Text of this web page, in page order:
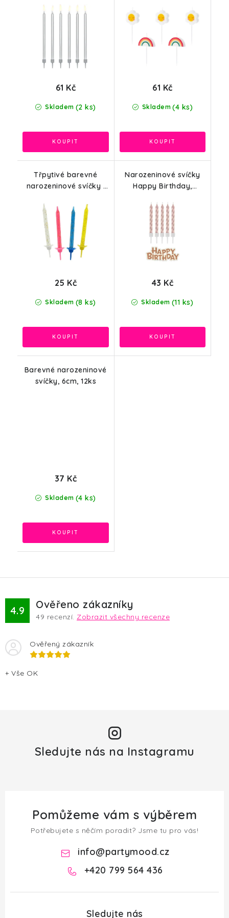
Skladem (2 ks)
61 Kč
Skladem (4 ks)
61 Kč
Třpytivé barevné
narozeninové svíčky ,
Skladem (8 ks)
25 Kč
Narozeninové svíčky
Happy Birthday,
Skladem (11 ks)
43 Kč
Barevné narozeninové
svíčky, 6cm, 12ks
Skladem (4 ks)
37 Kč
4.9 Ověřeno zákazníky
49 recenzí. Zobrazit všechny recenze
Ověřený zákazník
+ Vše OK
Sledujte nás na Instagramu
Pomůžeme vám s výběrem
Potřebujete s něčím poradit? Jsme tu pro vás!
info@partymood.cz
+420 799 564 436